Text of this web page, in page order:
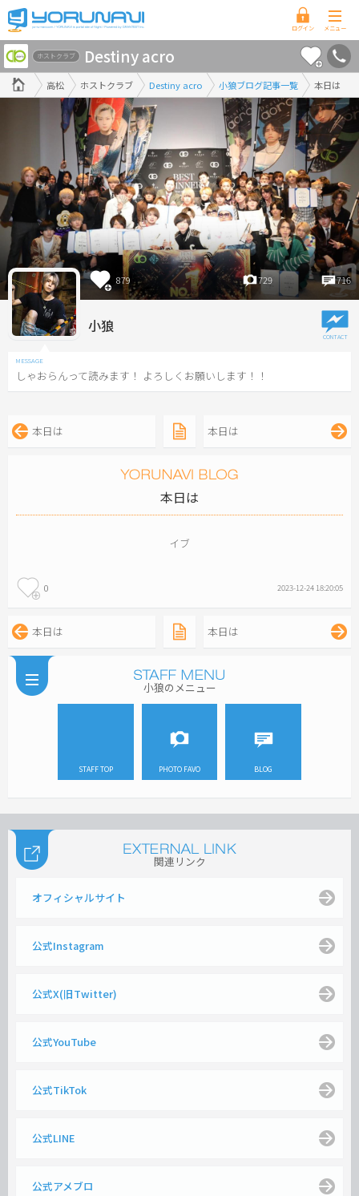
香
川
県
版
高松 ホストクラブ Destiny acro 小狼ブログ記事一覧 本日は
ホストクラブ Destiny acro
879 729 716
小狼
しゃおらんって読みます！ よろしくお願いします！！
本日は 本日は
本日は
イブ
0 2023-12-24 18:20:05
本日は 本日は
小狼のメニュー
STAFF TOP PHOTO FAVO BLOG
関連リンク
オフィシャルサイト
公式Instagram
公式X(旧Twitter)
公式YouTube
公式TikTok
公式LINE
公式アメブロ